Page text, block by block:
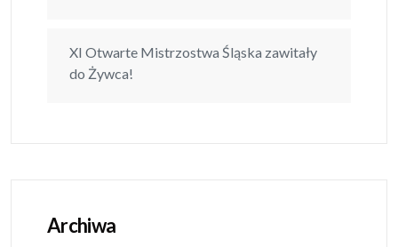
XI Otwarte Mistrzostwa Śląska zawitały
do Żywca!
Archiwa